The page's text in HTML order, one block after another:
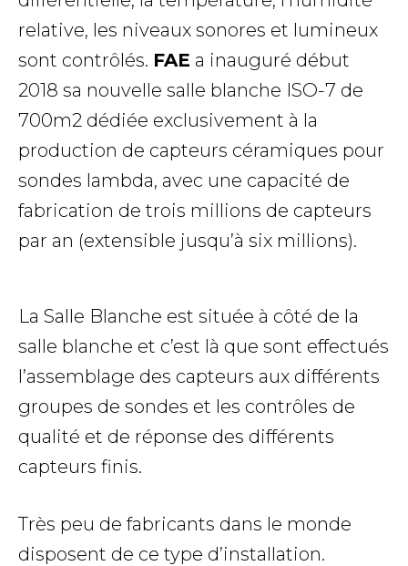
relative, les niveaux sonores et lumineux
sont contrôlés. FAE a inauguré début
2018 sa nouvelle salle blanche ISO-7 de
700m2 dédiée exclusivement à la
production de capteurs céramiques pour
sondes lambda, avec une capacité de
fabrication de trois millions de capteurs
par an (extensible jusqu’à six millions).
La Salle Blanche est située à côté de la
salle blanche et c’est là que sont effectués
l’assemblage des capteurs aux différents
groupes de sondes et les contrôles de
qualité et de réponse des différents
capteurs finis.
Très peu de fabricants dans le monde
disposent de ce type d’installation.